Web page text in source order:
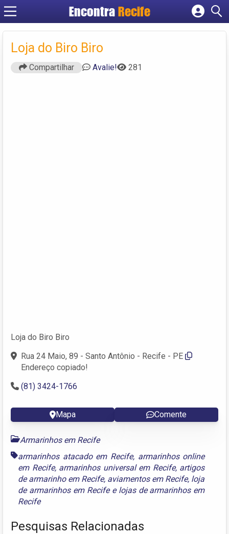
Encontra Recife
Cadastrar empresa
Loja do Biro Biro
Compartilhar Avalie! 281
Loja do Biro Biro
Rua 24 Maio, 89 - Santo Antônio - Recife - PE
Endereço copiado!
(81) 3424-1766
Mapa Comente
Armarinhos em Recife
armarinhos atacado em Recife, armarinhos online
em Recife, armarinhos universal em Recife, artigos
de armarinho em Recife, aviamentos em Recife, loja
de armarinhos em Recifee lojas de armarinhos em
Recife
Pesquisas Relacionadas